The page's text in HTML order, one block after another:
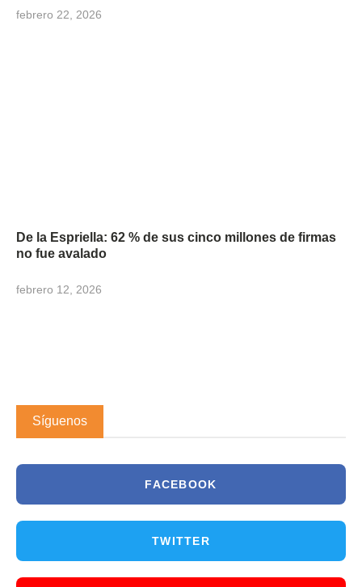
febrero 22, 2026
De la Espriella: 62 % de sus cinco millones de firmas
no fue avalado
febrero 12, 2026
Síguenos
FACEBOOK
TWITTER